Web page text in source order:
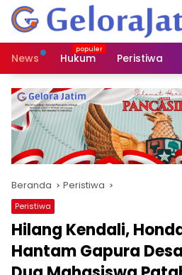
Langsung
konten
News
Hukum Peristiwa
Beranda Peristiwa
Peristiwa
Hilang Kendali,
Hantam Gapura